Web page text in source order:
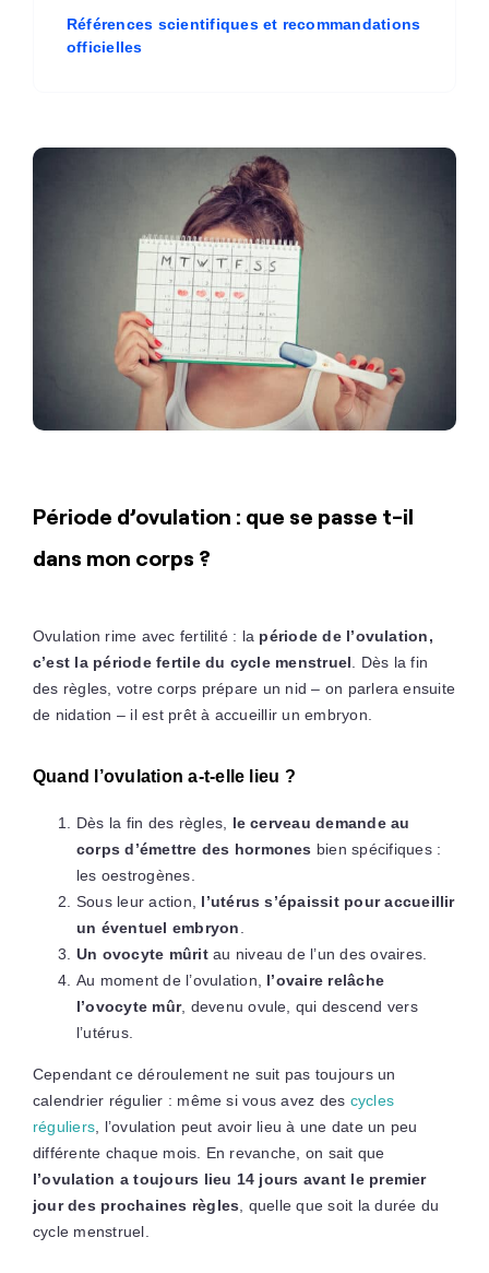
Références scientifiques et recommandations
officielles
Période d’ovulation : que se passe t-il
dans mon corps ?
Ovulation rime avec fertilité : la période de l’ovulation,
c’est la période fertile du cycle menstruel . Dès la fin
des règles, votre corps prépare un nid – on parlera ensuite
de nidation – il est prêt à accueillir un embryon.
Quand l’ovulation a-t-elle lieu ?
Dès la fin des règles, le cerveau demande au
corps d’émettre des hormones bien spécifiques :
les oestrogènes.
Sous leur action, l’utérus s’épaissit pour accueillir
un éventuel embryon
Un ovocyte mûritau niveau de l’un des ovaires.
Au moment de l’ovulation, l’ovaire relâche
l’ovocyte mûr, devenu ovule, qui descend vers
l’utérus.
Cependant ce déroulement ne suit pas toujours un
calendrier régulier : même si vous avez des cycles
réguliers , l’ovulation peut avoir lieu à une date un peu
différente chaque mois. En revanche, on sait que
l’ovulation a toujours lieu 14 jours avant le premier
jour des prochaines règles , quelle que soit la durée du
cycle menstruel.